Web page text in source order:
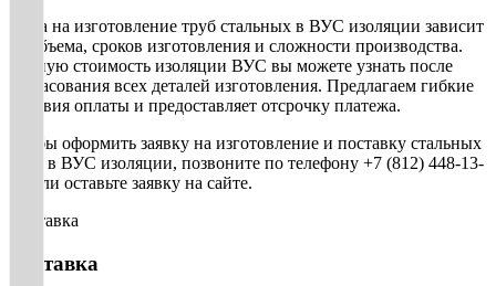
Цена на изготовление труб стальных в ВУС изоляции зависит
от объема, сроков изготовления и сложности производства.
Точную стоимость изоляции ВУС вы можете узнать после
согласования всех деталей изготовления. Предлагаем гибкие
условия оплаты и предоставляет отсрочку платежа.
Чтобы оформить заявку на изготовление и поставку стальных
труб в ВУС изоляции, позвоните по телефону +7 (812) 448-13-
16 или оставьте заявку на сайте.
Доставка
Доставка